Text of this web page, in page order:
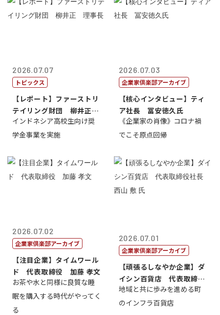
2026.07.07
トピックス
【レポート】ファーストリ
テイリング財団 柳井正
理事長
インドネシア高校生向け奨
学金事業を実施
2026.07.03
企業家倶楽部アーカイブ
【核心インタビュー】ティ
ア社長 冨安徳久氏
《企業家の肖像》コロナ禍
でこそ原点回帰
2026.07.02
企業家倶楽部アーカイブ
【注目企業】タイムワール
ド 代表取締役 加藤 孝文
お茶や水と同様に良質な睡
眠を購入する時代がやってく
る
2026.07.01
企業家倶楽部アーカイブ
【頑張るしなやか企業】ダ
イシン百貨店 代表取締役
社長 西山 ...
地域と共に歩みを進める町
のインフラ百貨店